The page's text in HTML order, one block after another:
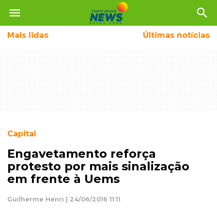
menu search
Mais lidas Últimas notícias
Capital
Engavetamento reforça
protesto por mais sinalização
em frente à Uems
Guilherme Henri | 24/06/2016 11:11